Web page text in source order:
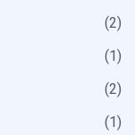
2
1
2
1